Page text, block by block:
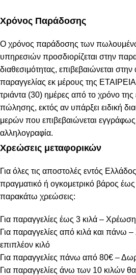
Χρόνος Παράδοσης
Ο χρόνος παράδοσης των
υπηρεσιών προσδιορίζεται στην
διαθεσιμότητας, επιβεβαιώνεται
παραγγελίας εκ μέρους της
τριάντα (30) ημέρες από το χρόνο
πώλησης, εκτός αν υπάρξει ειδική
μερών που επιβεβαιώνεται
αλληλογραφία.
Χρεώσεις μεταφορικών
Για όλες τις αποστολές εντός
πραγματικό ή ογκομετρικό βάρος έως
παρακάτω χρεώσεις:
Για παραγγελίες έως 3 κιλά –
Για παραγγελίες από κιλά και πάνω
επιπλέον κιλό
Για παραγγελίες πάνω από 80€ –
Για παραγγελίες άνω των 10 κιλών